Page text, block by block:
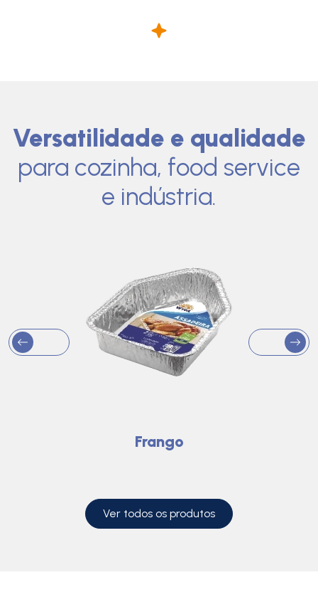
Versatilidade e qualidade
para cozinha, food service
e indústria.
Frango
Ver todos os produtos